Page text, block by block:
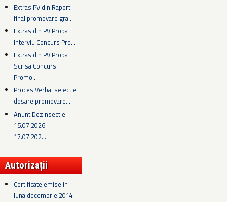
Extras PV din Raport
final promovare gra...
Extras din PV Proba
Interviu Concurs Pro...
Extras din PV Proba
Scrisa Concurs
Promo...
Proces Verbal selectie
dosare promovare...
Anunt Dezinsectie
15.07.2026 -
17.07.202...
Autorizații
Certificate emise in
luna decembrie 2014